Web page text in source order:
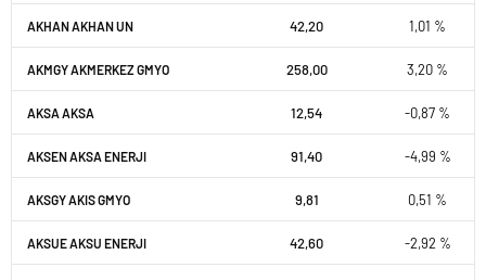
AKHAN AKHAN UN 42,20 1,01 %
AKMGY AKMERKEZ GMYO 258,00 3,20 %
AKSA AKSA 12,54 -0,87 %
AKSEN AKSA ENERJI 91,40 -4,99 %
AKSGY AKIS GMYO 9,81 0,51 %
AKSUE AKSU ENERJI 42,60 -2,92 %